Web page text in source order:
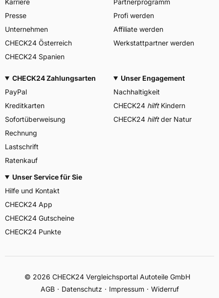
Karriere
Presse
Unternehmen
CHECK24 Österreich
CHECK24 Spanien
Partnerprogramm
Profi werden
Affiliate werden
Werkstattpartner werden
CHECK24 Zahlungsarten
PayPal
Kreditkarten
Sofortüberweisung
Rechnung
Lastschrift
Ratenkauf
Unser Engagement
Nachhaltigkeit
CHECK24 hilftKindern
CHECK24 hilftder Natur
Unser Service für Sie
Hilfe und Kontakt
CHECK24 App
CHECK24 Gutscheine
CHECK24 Punkte
© 2026 CHECK24 Vergleichsportal Autoteile GmbH
AGB
Datenschutz Impressum Widerruf